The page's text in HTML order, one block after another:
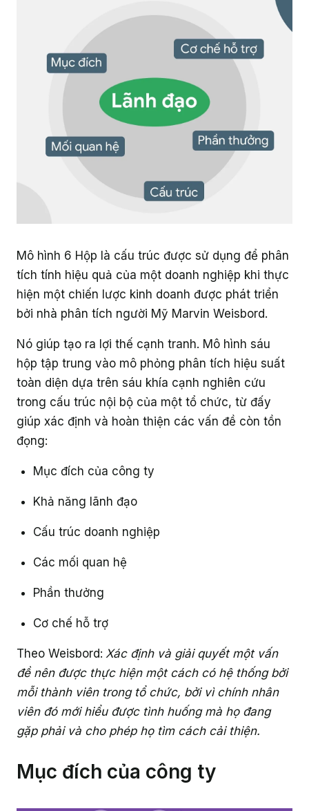
Mô hình 6 Hộp là cấu trúc được sử dụng để phân
tích tính hiệu quả của một doanh nghiệp khi thực
hiện một chiến lược kinh doanh được phát triển
bởi nhà phân tích người Mỹ Marvin Weisbord.
Nó giúp tạo ra lợi thế cạnh tranh. Mô hình sáu
hộp tập trung vào mô phỏng phân tích hiệu suất
toàn diện dựa trên sáu khía cạnh nghiên cứu
trong cấu trúc nội bộ của một tổ chức, từ đấy
giúp xác định và hoàn thiện các vấn đề còn tồn
đọng:
Mục đích của công ty
Khả năng lãnh đạo
Cấu trúc doanh nghiệp
Các mối quan hệ
Phần thưởng
Cơ chế hỗ trợ
Theo Weisbord: Xác định và giải quyết một vấn
đề nên được thực hiện một cách có hệ thống bởi
mỗi thành viên trong tổ chức, bởi vì chính nhân
viên đó mới hiểu được tình huống mà họ đang
gặp phải và cho phép họ tìm cách cải thiện.
Mục đích của công ty